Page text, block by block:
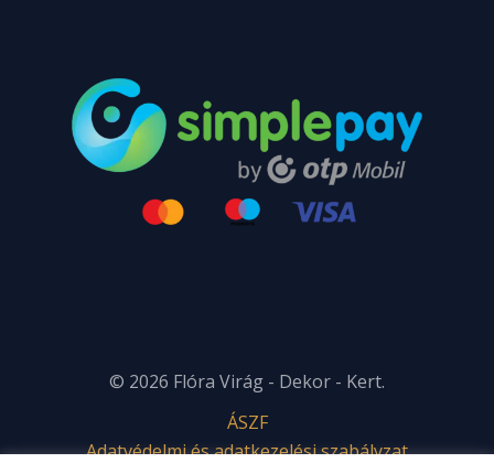
© 2026 Flóra Virág - Dekor - Kert.
ÁSZF
Adatvédelmi és adatkezelési szabályzat